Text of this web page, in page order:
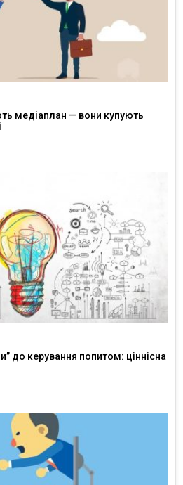
медіаплан — вони купують
до керування попитом: ціннісна